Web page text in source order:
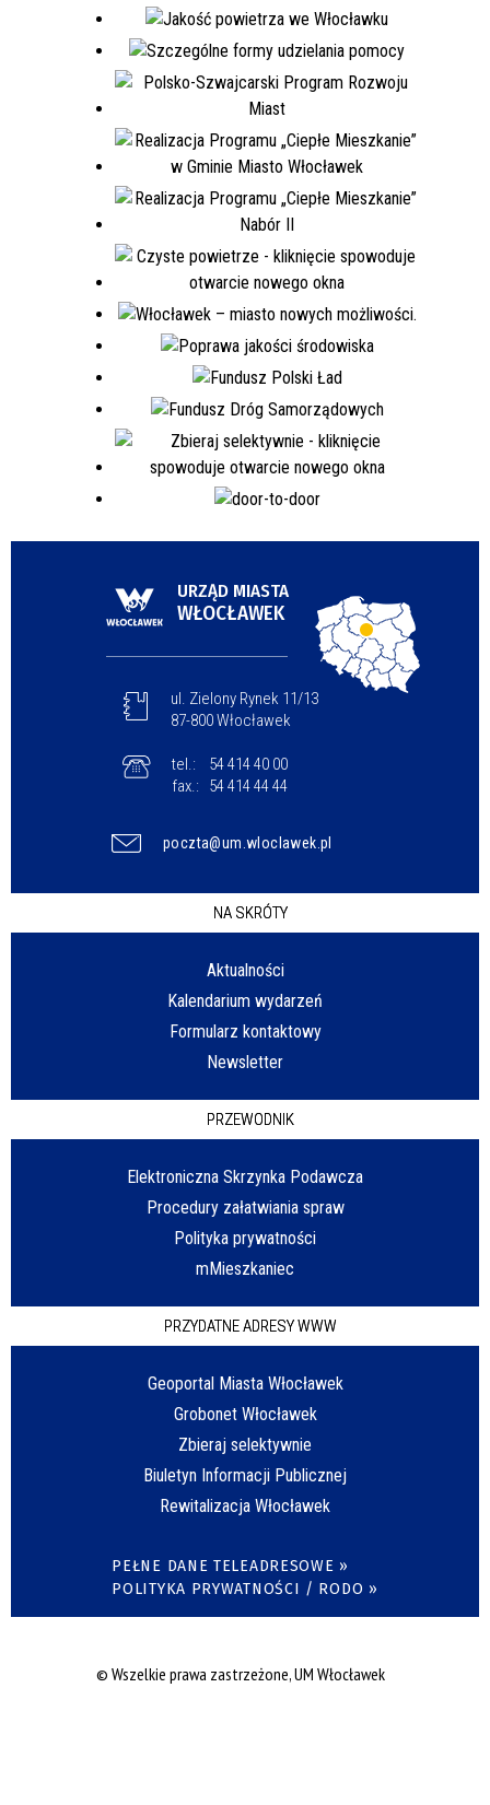
URZĄD MIASTA
WŁOCŁAWEK
ul. Zielony Rynek 11/13
87-800 Włocławek
tel.:
54 414 40 00
fax.:
54 414 44 44
poczta@um.wloclawek.pl
NA SKRÓTY
Aktualności
Kalendarium wydarzeń
Formularz kontaktowy
Newsletter
PRZEWODNIK
Elektroniczna Skrzynka Podawcza
Procedury załatwiania spraw
Polityka prywatności
mMieszkaniec
PRZYDATNE ADRESY WWW
Geoportal Miasta Włocławek
Grobonet Włocławek
Zbieraj selektywnie
Biuletyn Informacji Publicznej
Rewitalizacja Włocławek
PEŁNE DANE TELEADRESOWE »
POLITYKA PRYWATNOŚCI / RODO »
© Wszelkie prawa zastrzeżone, UM Włocławek